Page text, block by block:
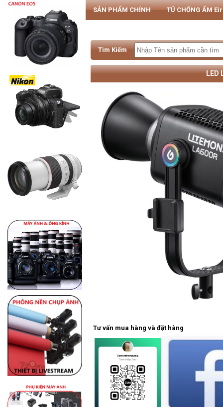
SẢN PHẨM CHÍNH TỦ CHỐNG ẨM
Tìm Kiếm
LED
Tư vấn mua hàng và đặt hàng